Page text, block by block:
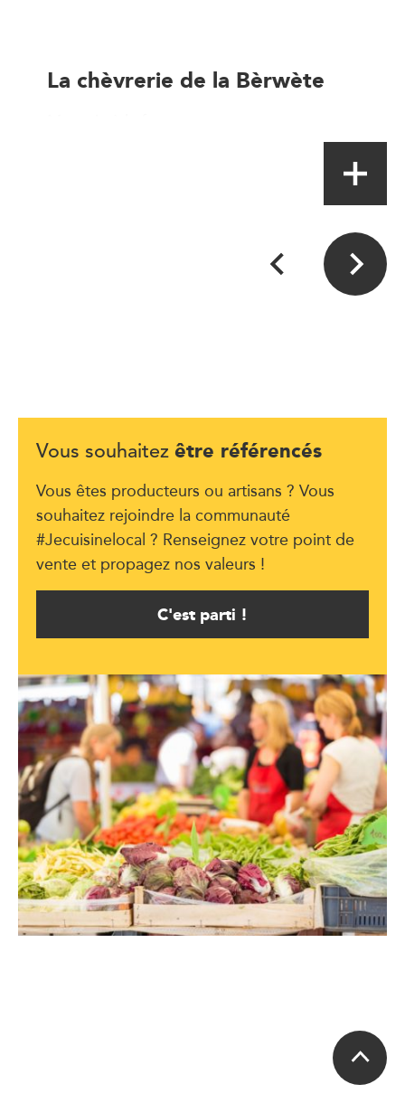
La chèvrerie de la Bèrwète
Vous souhaitez être référencés
Vous êtes producteurs ou artisans ? Vous
souhaitez rejoindre la communauté
#Jecuisinelocal ? Renseignez votre point de
vente et propagez nos valeurs !
C'est parti !